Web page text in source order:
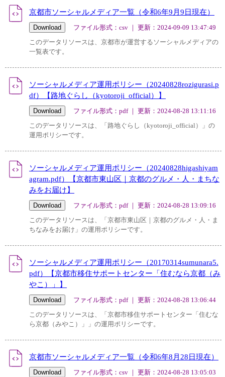
京都市ソーシャルメディア一覧（令和6年9月9日現在）
ファイル形式：csv ｜ 更新：2024-09-09 13:47:49
このデータリソースは、京都市が運営するソーシャルメディアの
一覧表です。
ソーシャルメディア運用ポリシー（20240828rozigurasi.p
df）【路地ぐらし（kyotoroji_official）】
ファイル形式：pdf ｜ 更新：2024-08-28 13:11:16
このデータリソースは、「路地ぐらし（kyotoroji_official）」の
運用ポリシーです。
ソーシャルメディア運用ポリシー（20240828higashiyam
agram.pdf）【京都市東山区｜京都のグルメ・人・まちな
みをお届け】
ファイル形式：pdf ｜ 更新：2024-08-28 13:09:16
このデータリソースは、「京都市東山区｜京都のグルメ・人・ま
ちなみをお届け」の運用ポリシーです。
ソーシャルメディア運用ポリシー（20170314sumunara5.
pdf）【京都市移住サポートセンター「住むなら京都（み
やこ）」】
ファイル形式：pdf ｜ 更新：2024-08-28 13:06:44
このデータリソースは、「京都市移住サポートセンター「住むな
ら京都（みやこ）」」の運用ポリシーです。
京都市ソーシャルメディア一覧（令和6年8月28日現在）
ファイル形式：csv ｜ 更新：2024-08-28 13:05:03